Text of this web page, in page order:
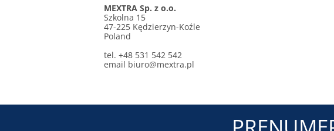
MEXTRA Sp. z o.o.
Szkolna 15
47-225 Kędzierzyn-Koźle
Poland
tel. +48 531 542 542
email biuro@mextra.pl